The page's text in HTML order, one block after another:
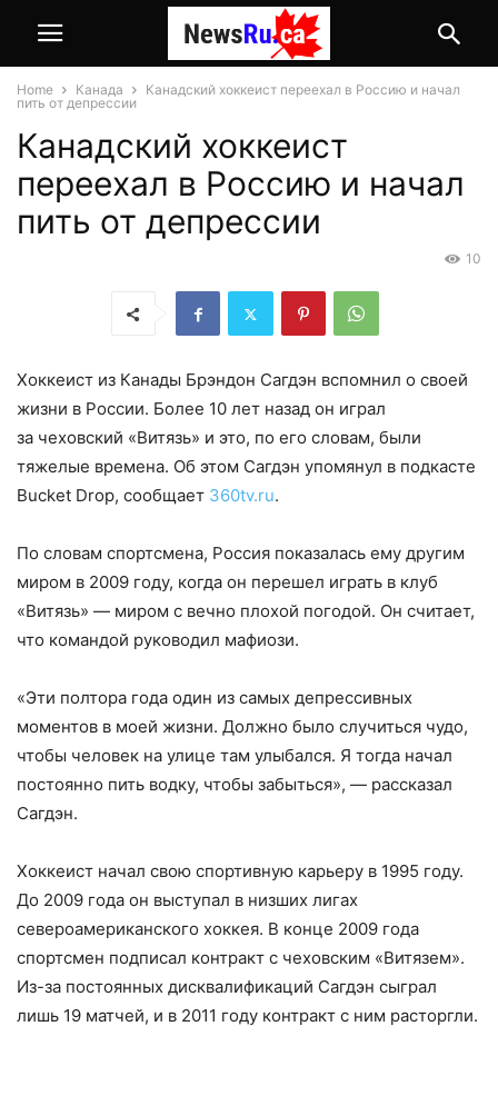
Home Канада
Канадский хоккеист переехал в Россию и начал
пить от депрессии
Канадский хоккеист
переехал в Россию и начал
пить от депрессии
10
Хоккеист из Канады Брэндон Сагдэн вспомнил о своей
жизни в России. Более 10 лет назад он играл
за чеховский «Витязь» и это, по его словам, были
тяжелые времена. Об этом Сагдэн упомянул в подкасте
Bucket Drop, сообщает 360tv.ru.
По словам спортсмена, Россия показалась ему другим
миром в 2009 году, когда он перешел играть в клуб
«Витязь» — миром с вечно плохой погодой. Он считает,
что командой руководил мафиози.
«Эти полтора года один из самых депрессивных
моментов в моей жизни. Должно было случиться чудо,
чтобы человек на улице там улыбался. Я тогда начал
постоянно пить водку, чтобы забыться», — рассказал
Сагдэн.
Хоккеист начал свою спортивную карьеру в 1995 году.
До 2009 года он выступал в низших лигах
североамериканского хоккея. В конце 2009 года
спортсмен подписал контракт с чеховским «Витязем».
Из-за постоянных дисквалификаций Сагдэн сыграл
лишь 19 матчей, и в 2011 году контракт с ним расторгли.